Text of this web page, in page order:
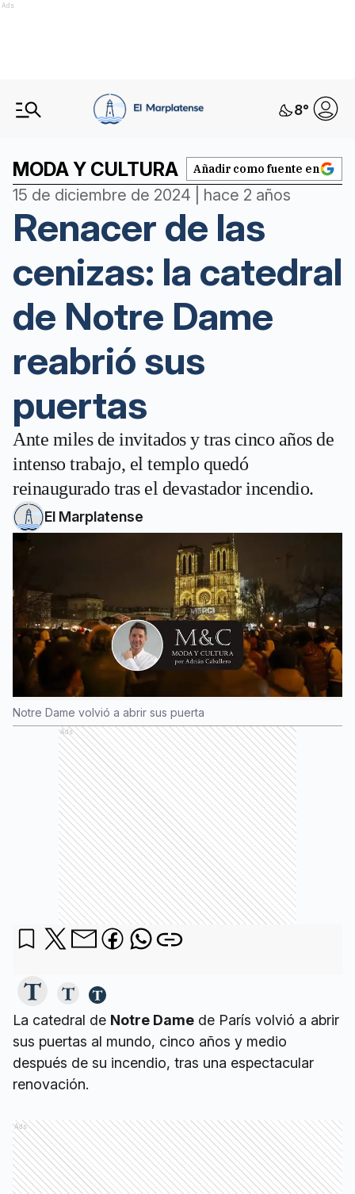
Ads
8°
MODA Y CULTURA Añadir como fuente en
15 de diciembre de 2024 | hace 2 años
Renacer de las
cenizas: la catedral
de Notre Dame
reabrió sus
puertas
Ante miles de invitados y tras cinco años de
intenso trabajo, el templo quedó
reinaugurado tras el devastador incendio.
El Marplatense
Notre Dame volvió a abrir sus puerta
Ads
La catedral de Notre Dame de París volvió a abrir
sus puertas al mundo, cinco años y medio
después de su incendio, tras una espectacular
renovación.
Ads